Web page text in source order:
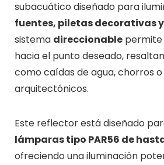
subacuático diseñado para
fuentes, piletas decorativas
sistema direccionablepermite
hacia el punto deseado,
como caídas de agua, chorros
arquitectónicos.
Este reflector está diseñado
lámparas tipo PAR56 de
ofreciendo una iluminación